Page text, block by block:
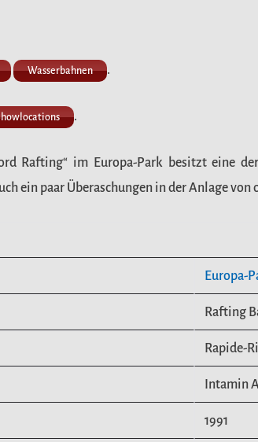
Wasserbahnen .
.
Rafting“ im Europa-Park besitzt eine
ein paar Überaschungen in der Anlage von
Europa-
Rafting
Rapide-
Intamin
1991